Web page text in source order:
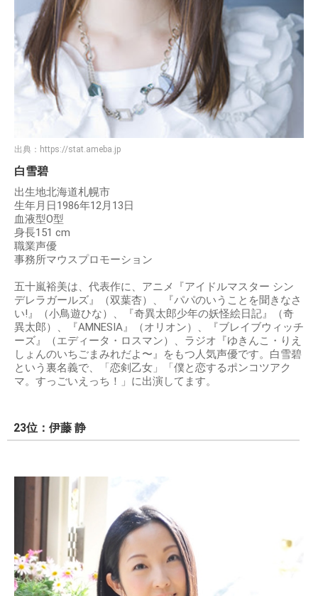
出典： https://stat.ameba.jp
白雪碧
出生地北海道札幌市
生年月日1986年12月13日
血液型O型
身長151 cm
職業声優
事務所マウスプロモーション
五十嵐裕美は、代表作に、アニメ『アイドルマスター シン
デレラガールズ』（双葉杏）、『パパのいうことを聞きなさ
い!』（小鳥遊ひな）、『奇異太郎少年の妖怪絵日記』（奇
異太郎）、『AMNESIA』（オリオン）、『ブレイブウィッチ
ーズ』（エディータ・ロスマン）、ラジオ『ゆきんこ・りえ
しょんのいちごまみれだよ〜』をもつ人気声優です。白雪碧
という裏名義で、「恋剣乙女」「僕と恋するポンコツアク
マ。すっごいえっち！」に出演してます。
23位：伊藤 静